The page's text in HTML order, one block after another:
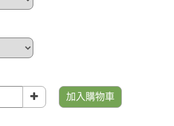
加入購物車